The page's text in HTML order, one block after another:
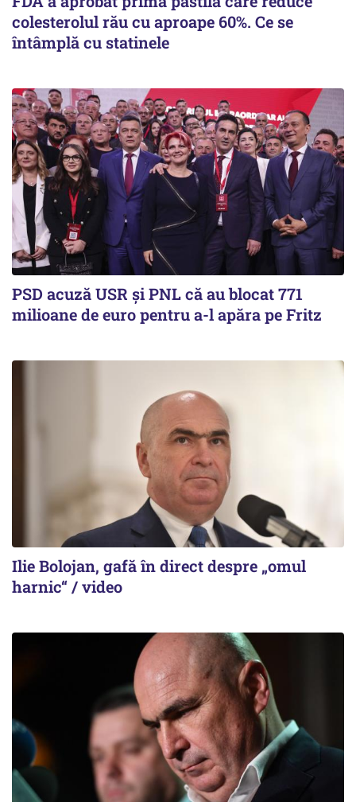
colesterolul rău cu aproape 60%. Ce se
întâmplă cu statinele
PSD acuză USR și PNL că au blocat 771
milioane de euro pentru a-l apăra pe Fritz
Ilie Bolojan, gafă în direct despre „omul
harnic“ / video